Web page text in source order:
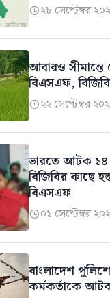
২৮ সেপ্টেম্বর
আবারও সীমান্তে
বিএসএফ,
২২ সেপ্টেম্বর
ভারতে আটক ১৪
বিজিবির কাছে
বিএসএফ
০১ সেপ্টেম্বর
বাংলাদেশ
কর্মকর্তাকে